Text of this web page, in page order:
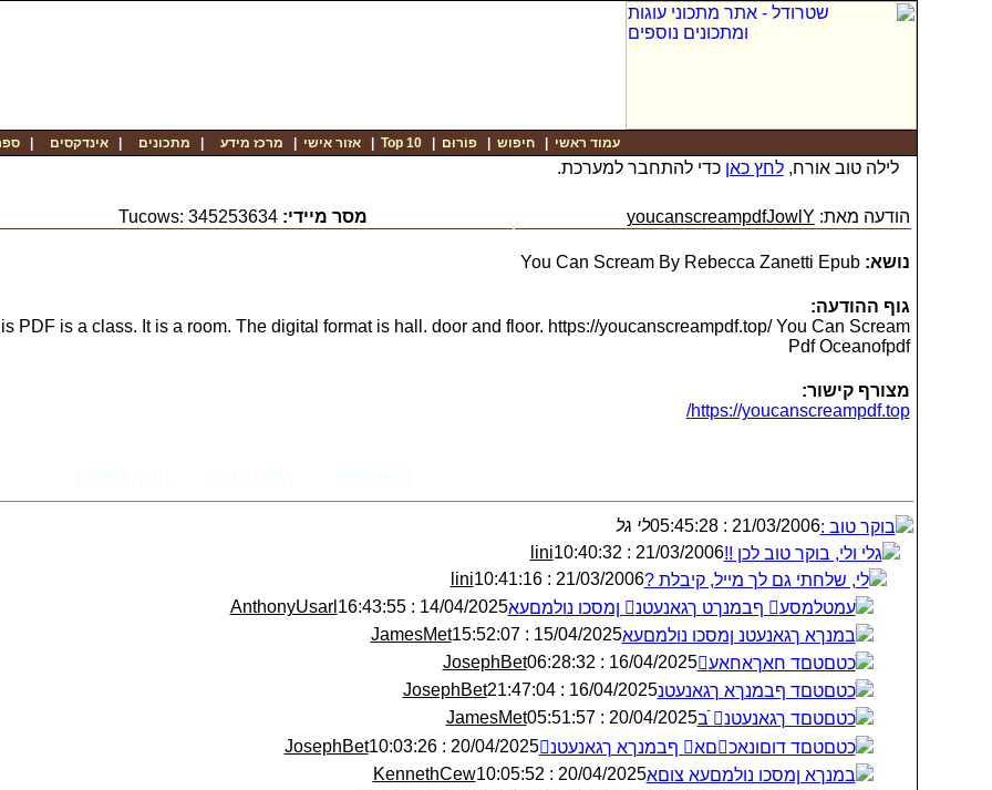
עמוד ראשי |חיפוש |פוֹרוּם |
Top 10
|אזור אישי מרכז מידע מתכונים |אינדקסים |
לילה טוב אורח,לחץ כאן כדי להתחבר למערכת.
הודעה מאת: youcanscreampdfJowlY מסר מיידי: Tucows: 345253634
נושא:You Can Scream By Rebecca Zanetti Epub
גוף ההודעה:
PDF is a class. It is a room. The digital format is hall. door and floor. https://youcanscreampdf.top/ You Can Scream
Pdf Oceanofpdf
מצורף קישור:
https://youcanscreampdf.top/
בוקר טוב :21/03/2006 : 05:45:28
לי גל
גלי ולי, בוקר טוב לכן !!21/03/2006 : 10:40:32
lini
לי, שלחתי גם לך מייל, קיבלת ?21/03/2006 : 10:41:16
lini
ׁעמטלמסע ףבמנךט ךגאנעטנ ןמסכו נולמםעא
14/04/2025 : 16:43:55
AnthonyUsarl
׃במנךא ךגאנעטנ ןמסכו נולמםעא15/04/2025 : 15:52:07
JamesMet
ֺכטםטםד חאךאחאע
16/04/2025 : 06:28:32
JosephBet
ֺכטםטםד ףבמנךא ךגאנעטנ16/04/2025 : 21:47:04
JosephBet
ֺכטםטםד ךגאנעטנ ֿׁב
20/04/2025 : 05:51:57
JamesMet
ֺכטםטםד דוםונאכםא ףבמנךא ךגאנעטנ
20/04/2025 : 10:03:26
JosephBet
׃במנךא ןמסכו נולמםעא צוםא20/04/2025 : 10:05:52
KennethCew